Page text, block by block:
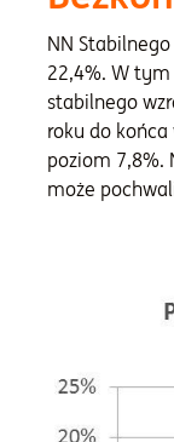
NN
22,4%. W
stabilnego
roku do końca
poziom 7,8%.
może